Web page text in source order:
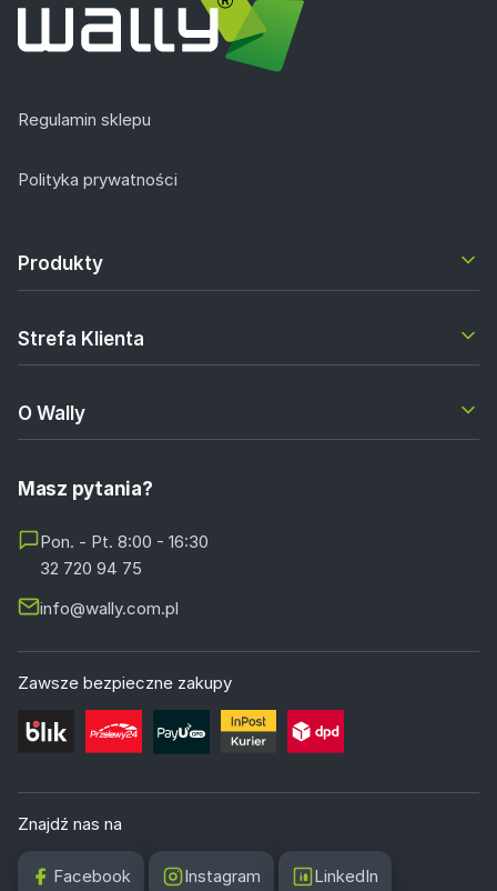
Regulamin sklepu
Polityka prywatności
Produkty
Strefa Klienta
O Wally
Masz pytania?
Pon. - Pt. 8:00 - 16:30
32 720 94 75
info@wally.com.pl
Zawsze bezpieczne zakupy
Znajdź nas na
Facebook Instagram LinkedIn